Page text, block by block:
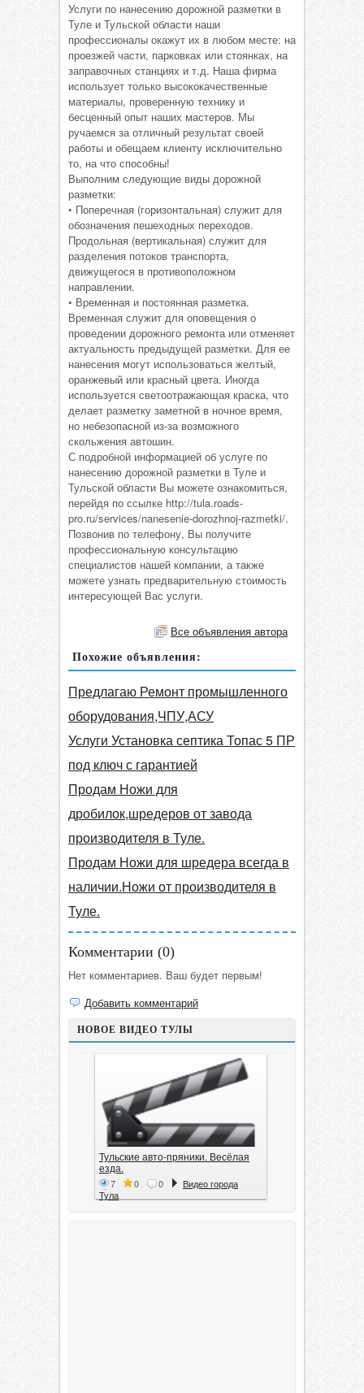
Услуги по нанесению дорожной разметки в
Туле и Тульской области наши
профессионалы окажут их в любом месте: на
проезжей части, парковках или стоянках, на
заправочных станциях и т.д. Наша фирма
использует только высококачественные
материалы, проверенную технику и
бесценный опыт наших мастеров. Мы
ручаемся за отличный результат своей
работы и обещаем клиенту исключительно
то, на что способны!
Выполним следующие виды дорожной
разметки:
• Поперечная (горизонтальная) служит для
обозначения пешеходных переходов.
Продольная (вертикальная) служит для
разделения потоков транспорта,
движущегося в противоположном
направлении.
• Временная и постоянная разметка.
Временная служит для оповещения о
проведении дорожного ремонта или отменяет
актуальность предыдущей разметки. Для ее
нанесения могут использоваться желтый,
оранжевый или красный цвета. Иногда
используется светоотражающая краска, что
делает разметку заметной в ночное время,
но небезопасной из-за возможного
скольжения автошин.
С подробной информацией об услуге по
нанесению дорожной разметки в Туле и
Тульской области Вы можете ознакомиться,
перейдя по ссылке http://tula.roads-
pro.ru/services/nanesenie-dorozhnoj-razmetki/.
Позвонив по телефону, Вы получите
профессиональную консультацию
специалистов нашей компании, а также
можете узнать предварительную стоимость
интересующей Вас услуги.
Все объявления автора
Похожие объявления:
Предлагаю Ремонт промышленного
оборудования,ЧПУ,АСУ
Услуги Установка септика Топас 5 ПР
под ключ с гарантией
Продам Ножи для
дробилок,шредеров от завода
производителя в Туле.
Продам Ножи для шредера всегда в
наличии.Ножи от производителя в
Туле.
Комментарии (0)
Нет комментариев. Ваш будет первым!
Добавить комментарий
НОВОЕ ВИДЕО ТУЛЫ
Тульские авто-пряники. Весёлая
езда.
7 0 0
Видео города
Тула